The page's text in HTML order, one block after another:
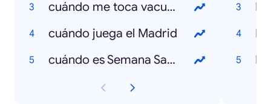
cuándo me toca vacunarme
cuándo juega el Madrid
cuándo es Semana Santa
El